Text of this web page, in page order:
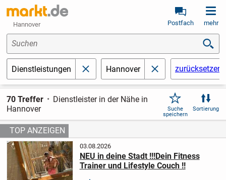
Hannover Postfach mehr
Suchen
Dienstleistungen schließenHannover schließenzurücksetzen
70 Treffer
Dienstleister in der Nähe in
Hannover
Suche
speichern
Sortierung
03.08.2026
NEU in deine Stadt !!!Dein Fitness
Trainer und Lifestyle Couch !!